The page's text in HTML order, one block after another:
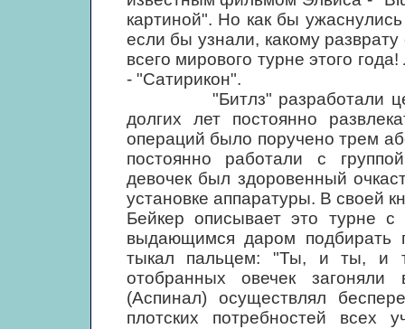
картиной". Но как бы
если бы узнали, какому
всего мирового турне этого
- "Сатирикон".
"Битлз" разработали
долгих лет постоянно
операций было поручено трем
постоянно работали с
девочек был здоровенный
установке аппаратуры. В своей
Бейкер описывает это турне
выдающимся даром подбирать
тыкал пальцем: "Ты, и ты, и
отобранных овечек
(Аспинал) осуществлял
плотских потребностей всех